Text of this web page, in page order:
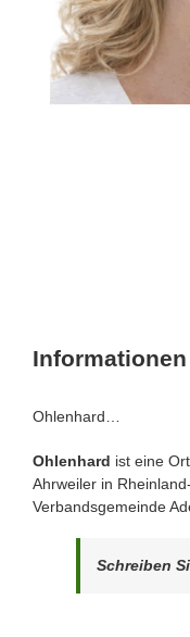
Ohlenhard…
Ohlenhard ist eine
Ahrweiler in
Verbandsgemeinde
Schreiben